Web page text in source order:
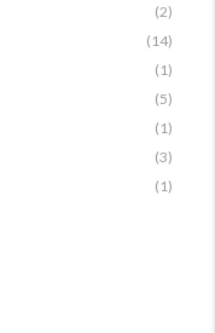
(2)
(14)
(1)
(5)
(1)
(3)
(1)